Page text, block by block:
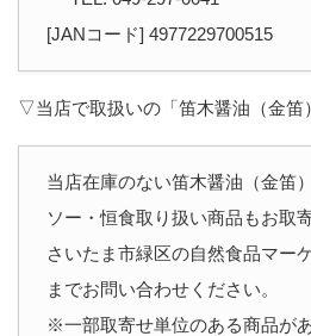
[JANコード] 4977229700515
▽当店で取扱いの「笛木醤油（金笛
当店在庫のない笛木醤油（金笛
ソー・恒食取り扱い商品もお取
さいたま市緑区の自然食品マー
までお問い合わせください。
※一部取寄せ単位のある商品が